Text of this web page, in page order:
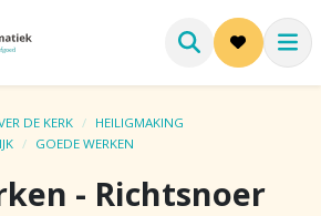
DE KERK
HEILIGMAKING
GOEDE WERKEN
- Richtsnoer